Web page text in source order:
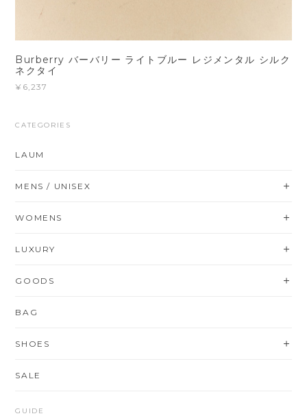
Burberry バーバリー ライトブルー レジメンタル シルク
ネクタイ
¥6,237
CATEGORIES
LAUM
MENS / UNISEX
WOMENS
LUXURY
GOODS
BAG
SHOES
SALE
GUIDE